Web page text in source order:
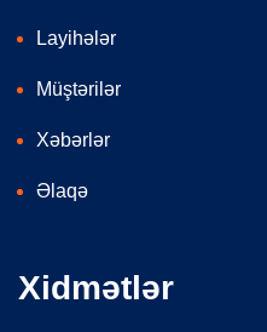
Layihələr
Müştərilər
Xəbərlər
Əlaqə
Xidmətlər